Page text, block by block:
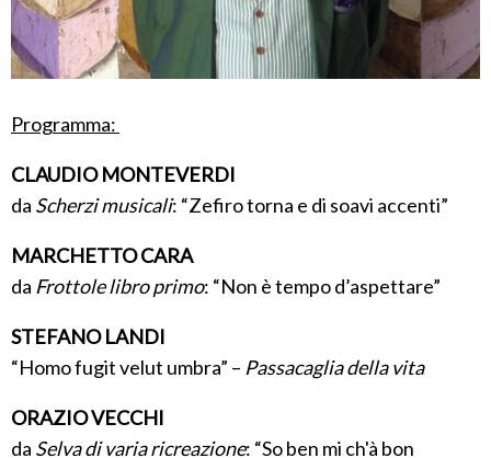
Programma:
CLAUDIO MONTEVERDI
da Scherzi musicali: “Zefiro torna e di soavi accenti”
MARCHETTO CARA
da Frottole libro primo: “Non è tempo d’aspettare”
STEFANO LANDI
“Homo fugit velut umbra” – Passacaglia della vita
ORAZIO VECCHI
da Selva di varia ricreazione: “So ben mi ch'à bon